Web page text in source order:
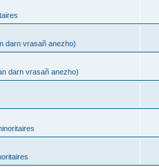
darn vrasañ anezho)
darn vrasañ anezho)